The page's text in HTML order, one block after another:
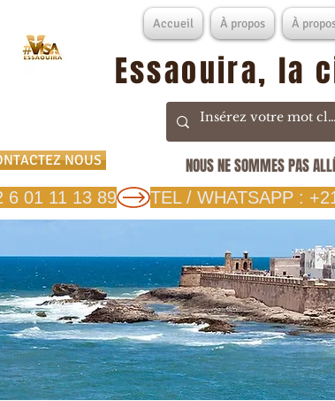
Accueil À propos À
Essaouira, la
NOUS NOUS NE SOMMES PAS
6 01 11 13 89